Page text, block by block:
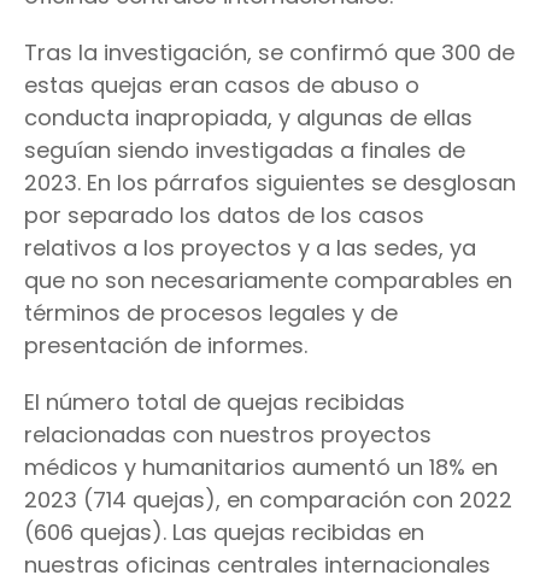
Tras la investigación, se confirmó que 300 de
estas quejas eran casos de abuso o
conducta inapropiada, y algunas de ellas
seguían siendo investigadas a finales de
2023. En los párrafos siguientes se desglosan
por separado los datos de los casos
relativos a los proyectos y a las sedes, ya
que no son necesariamente comparables en
términos de procesos legales y de
presentación de informes.
El número total de quejas recibidas
relacionadas con nuestros proyectos
médicos y humanitarios aumentó un 18% en
2023 (714 quejas), en comparación con 2022
(606 quejas). Las quejas recibidas en
nuestras oficinas centrales internacionales